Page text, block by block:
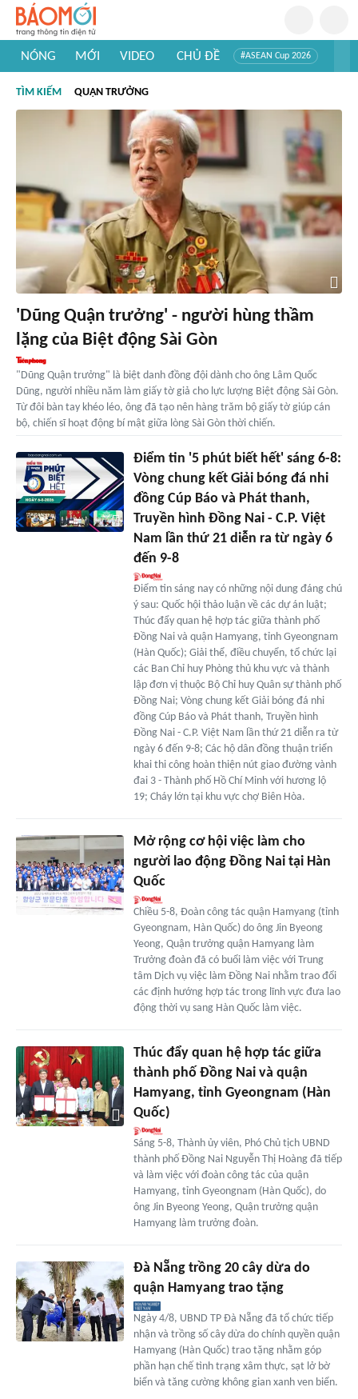
NÓNG MỚI VIDEO CHỦ ĐỀ #ASEAN Cup 2026
#Khám phá thế giới
TÌM KIẾM QUẬN TRƯỞNG
'Dũng Quận trưởng' - người hùng thầm
lặng của Biệt động Sài Gòn
"Dũng Quận trưởng" là biệt danh đồng đội dành cho ông Lâm Quốc
Dũng, người nhiều năm làm giấy tờ giả cho lực lượng Biệt động Sài Gòn.
Từ đôi bàn tay khéo léo, ông đã tạo nên hàng trăm bộ giấy tờ giúp cán
bộ, chiến sĩ hoạt động bí mật giữa lòng Sài Gòn thời chiến.
Điểm tin '5 phút biết hết' sáng 6-8:
Vòng chung kết Giải bóng đá nhi
đồng Cúp Báo và Phát thanh,
Truyền hình Đồng Nai - C.P. Việt
Nam lần thứ 21 diễn ra từ ngày 6
đến 9-8
Điểm tin sáng nay có những nội dung đáng chú
ý sau: Quốc hội thảo luận về các dự án luật;
Thúc đẩy quan hệ hợp tác giữa thành phố
Đồng Nai và quận Hamyang, tỉnh Gyeongnam
(Hàn Quốc); Giải thể, điều chuyển, tổ chức lại
các Ban Chỉ huy Phòng thủ khu vực và thành
lập đơn vị thuộc Bộ Chỉ huy Quân sự thành phố
Đồng Nai; Vòng chung kết Giải bóng đá nhi
đồng Cúp Báo và Phát thanh, Truyền hình
Đồng Nai - C.P. Việt Nam lần thứ 21 diễn ra từ
ngày 6 đến 9-8; Các hộ dân đồng thuận triển
khai thi công hoàn thiện nút giao đường vành
đai 3 - Thành phố Hồ Chí Minh với hương lộ
19; Cháy lớn tại khu vực chợ Biên Hòa.
Mở rộng cơ hội việc làm cho
người lao động Đồng Nai tại Hàn
Quốc
Chiều 5-8, Đoàn công tác quận Hamyang (tỉnh
Gyeongnam, Hàn Quốc) do ông Jin Byeong
Yeong, Quận trưởng quận Hamyang làm
Trưởng đoàn đã có buổi làm việc với Trung
tâm Dịch vụ việc làm Đồng Nai nhằm trao đổi
các định hướng hợp tác trong lĩnh vực đưa lao
động thời vụ sang Hàn Quốc làm việc.
Thúc đẩy quan hệ hợp tác giữa
thành phố Đồng Nai và quận
Hamyang, tỉnh Gyeongnam (Hàn
Quốc)
Sáng 5-8, Thành ủy viên, Phó Chủ tịch UBND
thành phố Đồng Nai Nguyễn Thị Hoàng đã tiếp
và làm việc với đoàn công tác của quận
Hamyang, tỉnh Gyeongnam (Hàn Quốc), do
ông Jin Byeong Yeong, Quận trưởng quận
Hamyang làm trưởng đoàn.
Đà Nẵng trồng 20 cây dừa do
quận Hamyang trao tặng
Ngày 4/8, UBND TP Đà Nẵng đã tổ chức tiếp
nhận và trồng số cây dừa do chính quyền quận
Hamyang (Hàn Quốc) trao tặng nhằm góp
phần hạn chế tình trạng xâm thực, sạt lở bờ
biển và tăng cường không gian xanh ven biển.